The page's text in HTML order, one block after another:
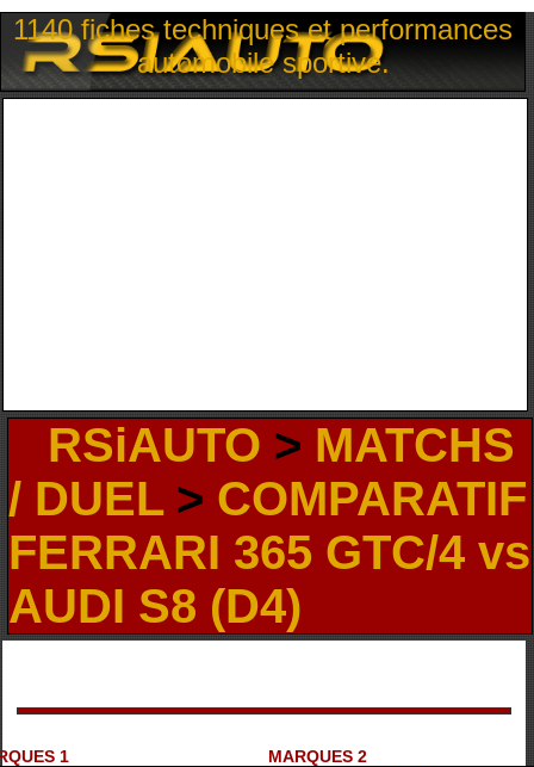
1140 fiches techniques et performances
automobile sportive.
RSiAUTO > MATCHS
/ DUEL> COMPARATIF
FERRARI 365 GTC/4 vs
AUDI S8 (D4)
1 MARQUES 2